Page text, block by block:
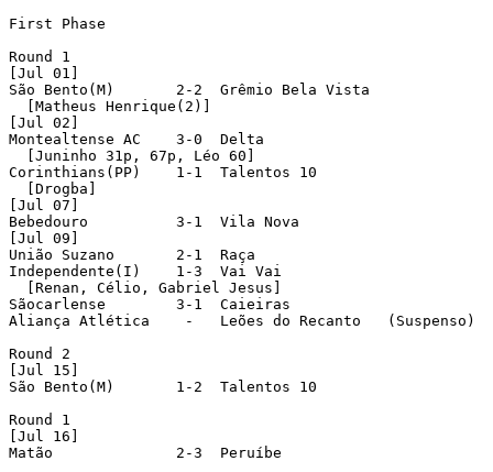
First Phase
Round 1
[Jul 01]
São Bento(M)       2-2  Grêmio Bela Vista
  [Matheus Henrique(2)]
[Jul 02]
Montealtense AC    3-0  Delta
  [Juninho 31p, 67p, Léo 60]
Corinthians(PP)    1-1  Talentos 10
  [Drogba]
[Jul 07]
Bebedouro          3-1  Vila Nova
[Jul 09]
União Suzano       2-1  Raça
Independente(I)    1-3  Vai Vai
  [Renan, Célio, Gabriel Jesus]
Sãocarlense        3-1  Caieiras
Aliança Atlética    -   Leões do Recanto   (Suspenso)
Round 2
[Jul 15]
São Bento(M)       1-2  Talentos 10
Round 1
[Jul 16]
Matão              2-3  Peruíbe